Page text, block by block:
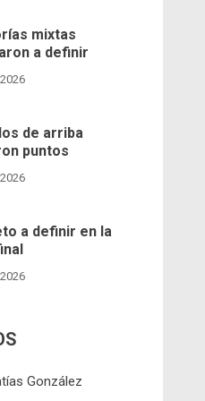
mixtas
a definir
de arriba
puntos
a definir en la
González